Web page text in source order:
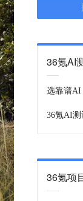
36氪AI
选靠谱AI
36氪AI测
36氪项